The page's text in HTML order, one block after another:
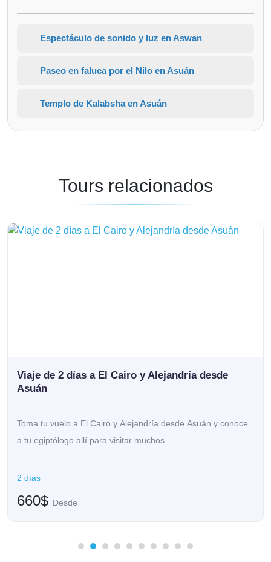
Espectáculo de sonido y luz en Aswan
Paseo en faluca por el Nilo en Asuán
Templo de Kalabsha en Asuán
Tours relacionados
Viaje de 2 días a El Cairo y Alejandría desde
Asuán
Toma tu vuelo a El Cairo y Alejandría desde Asuán y conoce
a tu egiptólogo allí para visitar muchos...
2 días
660$ Desde